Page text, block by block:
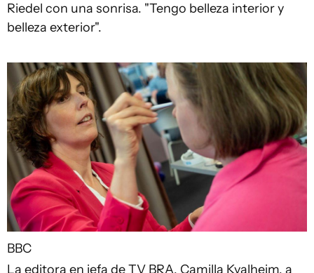
Riedel con una sonrisa. "Tengo belleza interior y
belleza exterior".
BBC
La editora en jefa de TV BRA, Camilla Kvalheim, a